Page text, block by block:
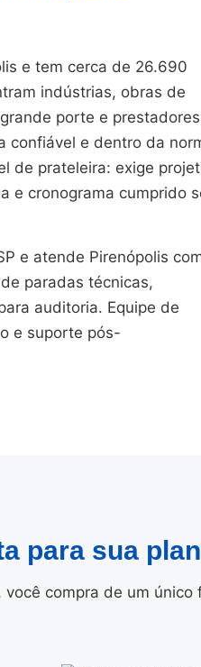
e tem cerca de 26.690
indústrias, obras de
porte e
confiável e dentro da
de prateleira: exige
e cronograma cumprido
e atende Pirenópolis
paradas técnicas,
auditoria. Equipe de
e suporte pós-
para sua
você compra de um